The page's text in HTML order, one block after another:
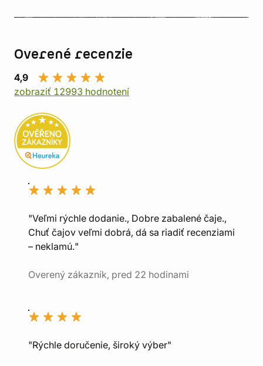
Overené recenzie
4,9
zobraziť 12993 hodnotení
"Veľmi rýchle dodanie., Dobre zabalené čaje.,
Chuť čajov veľmi dobrá, dá sa riadiť recenziami
– neklamú."
Overený zákazník, pred 22 hodinami
"Rýchle doručenie, široký výber"